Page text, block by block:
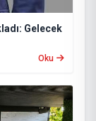
Gelecek
Oku